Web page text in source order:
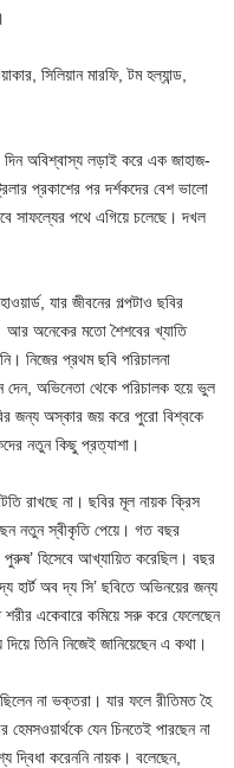
সিলিয়ান মারফি, টম হল্যান্ড,
অবিশ্বাস্য লড়াই করে এক জাহাজ-
প্রকাশের পর দর্শকদের বেশ ভালো
সাফল্যের পথে এগিয়ে চলেছে। দখল
যার জীবনের গল্পটাও ছবির
আর অনেকের মতো শৈশবের খ্যাতি
নিজের প্রথম ছবি পরিচালনা
অভিনেতা থেকে পরিচালক হয়ে ভুল
জন্য অস্কার জয় করে পুরো বিশ্বকে
নতুন কিছু প্রত্যাশা।
রাখছে না। ছবির মূল নায়ক ক্রিস
নতুন স্বীকৃতি পেয়ে। গত বছর
পুরুষ’ হিসেবে আখ্যায়িত করেছিল। বছর
অব দ্য সি’ ছবিতে অভিনয়ের জন্য
শরীর একেবারে কমিয়ে সরু করে ফেলেছেন
তিনি নিজেই জানিয়েছেন এ কথা।
না ভক্তরা। যার ফলে রীতিমত হৈ
যেন চিনতেই পারছেন না
করেননি নায়ক। বলেছেন,